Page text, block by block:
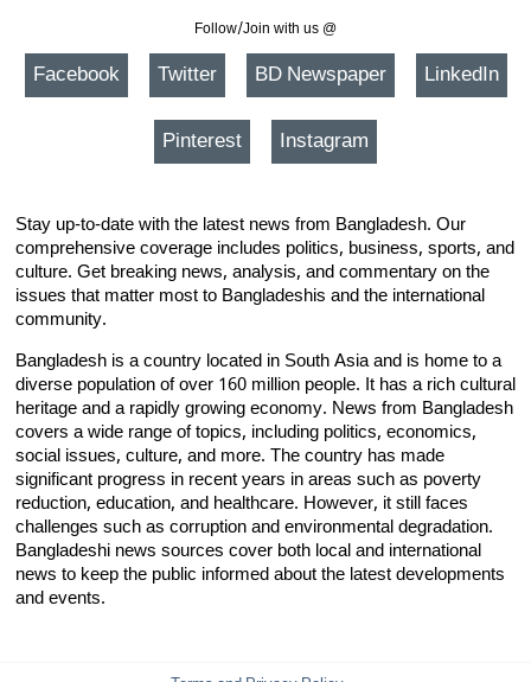
Follow/Join with us @
Facebook Twitter BD Newspaper LinkedIn
Pinterest Instagram
Stay up-to-date with the latest news from Bangladesh. Our
comprehensive coverage includes politics, business, sports, and
culture. Get breaking news, analysis, and commentary on the
issues that matter most to Bangladeshis and the international
community.
Bangladesh is a country located in South Asia and is home to a
diverse population of over 160 million people. It has a rich cultural
heritage and a rapidly growing economy. News from Bangladesh
covers a wide range of topics, including politics, economics,
social issues, culture, and more. The country has made
significant progress in recent years in areas such as poverty
reduction, education, and healthcare. However, it still faces
challenges such as corruption and environmental degradation.
Bangladeshi news sources cover both local and international
news to keep the public informed about the latest developments
and events.